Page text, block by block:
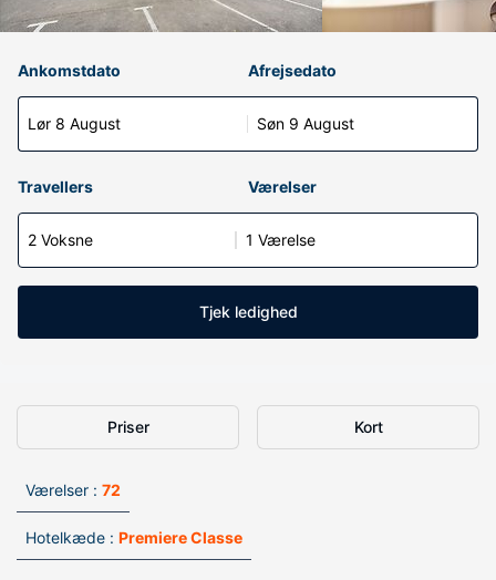
Ankomstdato
Lør 8 August
Afrejsedato
Søn 9 August
Travellers Værelser
2 Voksne 1 Værelse
Tjek ledighed
Priser Kort
Værelser : 72
Hotelkæde : Premiere Classe